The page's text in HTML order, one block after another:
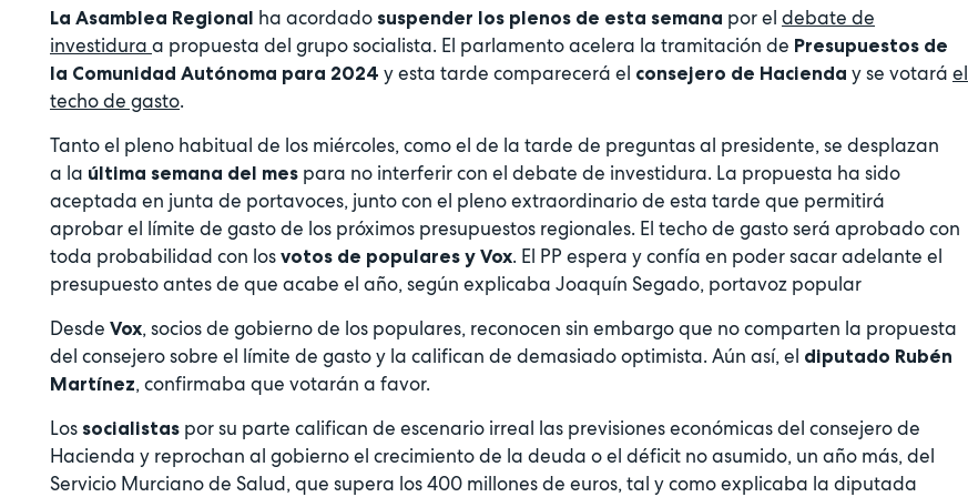
La Asamblea Regional ha acordado suspender los plenos de esta semana por el debate de
investidura a propuesta del grupo socialista. El parlamento acelera la tramitación de Presupuestos de
la Comunidad Autónoma para 2024 y esta tarde comparecerá el consejero de Hacienda y se votará el
techo de gasto.
Tanto el pleno habitual de los miércoles, como el de la tarde de preguntas al presidente, se desplazan
a la última semana del mes para no interferir con el debate de investidura. La propuesta ha sido
aceptada en junta de portavoces, junto con el pleno extraordinario de esta tarde que permitirá
aprobar el límite de gasto de los próximos presupuestos regionales. El techo de gasto será aprobado con
toda probabilidad con los votos de populares y Vox. El PP espera y confía en poder sacar adelante el
presupuesto antes de que acabe el año, según explicaba Joaquín Segado, portavoz popular
Desde Vox, socios de gobierno de los populares, reconocen sin embargo que no comparten la propuesta
del consejero sobre el límite de gasto y la califican de demasiado optimista. Aún así, el diputado Rubén
Martínez, confirmaba que votarán a favor.
Los socialistas por su parte califican de escenario irreal las previsiones económicas del consejero de
Hacienda y reprochan al gobierno el crecimiento de la deuda o el déficit no asumido, un año más, del
Servicio Murciano de Salud, que supera los 400 millones de euros, tal y como explicaba la diputada